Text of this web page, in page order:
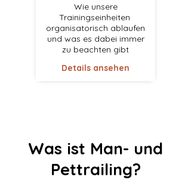
Wie unsere
Trainingseinheiten
organisatorisch ablaufen
und was es dabei immer
zu beachten gibt
Details ansehen
Was ist Man- und
Pettrailing?